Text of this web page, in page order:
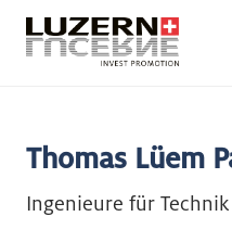
Thomas Lüem
Ingenieure für